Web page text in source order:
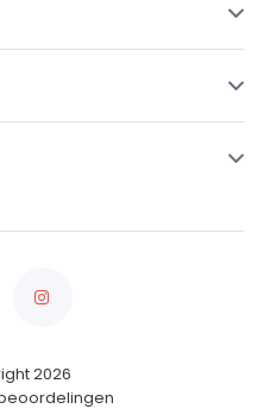
2026